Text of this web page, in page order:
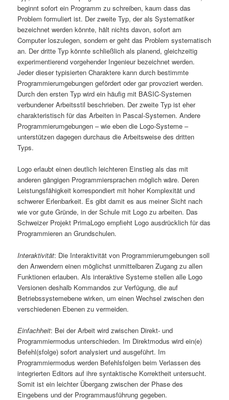
beginnt sofort ein Programm zu schreiben, kaum dass das
Problem formuliert ist. Der zweite Typ, der als Systematiker
bezeichnet werden könnte, hält nichts davon, sofort am
Computer loszulegen, sondern er geht das Problem systematisch
an. Der dritte Typ könnte schließlich als planend, gleichzeitig
experimentierend vorgehender Ingenieur bezeichnet werden.
Jeder dieser typisierten Charaktere kann durch bestimmte
Programmierumgebungen gefördert oder gar provoziert werden.
Durch den ersten Typ wird ein häufig mit BASIC-Systemen
verbundener Arbeitsstil beschrieben. Der zweite Typ ist eher
charakteristisch für das Arbeiten in Pascal-Systemen. Andere
Programmierumgebungen – wie eben die Logo-Systeme –
unterstützen dagegen durchaus die Arbeitsweise des dritten
Typs.
Logo erlaubt einen deutlich leichteren Einstieg als das mit
anderen gängigen Programmiersprachen möglich wäre. Deren
Leistungsfähigkeit korrespondiert mit hoher Komplexität und
schwerer Erlenbarkeit. Es gibt damit es aus meiner Sicht nach
wie vor gute Gründe, in der Schule mit Logo zu arbeiten. Das
Schweizer Projekt PrimaLogo empfieht Logo ausdrücklich für das
Programmieren an Grundschulen.
Interaktivität: Die Interaktivität von Programmierumgebungen soll
den Anwendern einen möglichst unmittelbaren Zugang zu allen
Funktionen erlauben. Als interaktive Systeme stellen alle Logo
Versionen deshalb Kommandos zur Verfügung, die auf
Betriebssystemebene wirken, um einen Wechsel zwischen den
verschiedenen Ebenen zu vermeiden.
Einfachheit: Bei der Arbeit wird zwischen Direkt- und
Programmiermodus unterschieden. Im Direktmodus wird ein(e)
Befehl(sfolge) sofort analysiert und ausgeführt. Im
Programmiermodus werden Befehlsfolgen beim Verlassen des
integrierten Editors auf ihre syntaktische Korrektheit untersucht.
Somit ist ein leichter Übergang zwischen der Phase des
Eingebens und der Programmausführung gegeben.